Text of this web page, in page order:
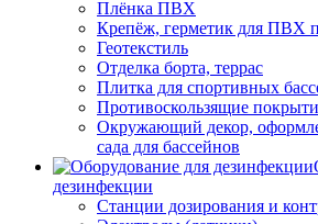
Плёнка ПВХ
Крепёж, герметик для ПВХ
Геотекстиль
Отделка борта, террас
Плитка для спортивных
Противоскользящие
Окружающий декор,
сада для бассейнов
дезинфекции
Станции дозирования и